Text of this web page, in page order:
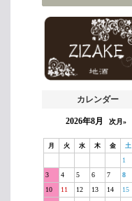
カレンダー
2026年8月 次月»
月 火 水 木 金 土
1
3
4 5 6 7 8
10
11 12 13 14 15